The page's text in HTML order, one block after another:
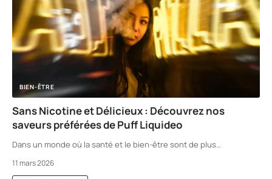
BIEN-ÊTRE
Sans Nicotine et Délicieux : Découvrez nos
saveurs préférées de Puff Liquideo
Dans un monde où la santé et le bien-être sont de plus…
11 mars 2026